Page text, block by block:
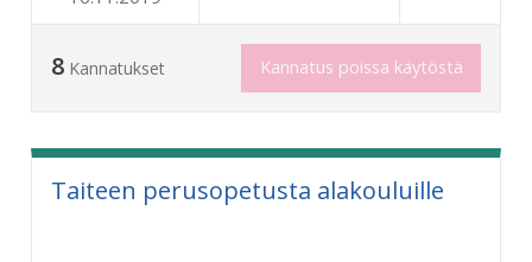
8 Kannatukset Kannatus poissa käytöstä
Taiteen perusopetusta alakouluille